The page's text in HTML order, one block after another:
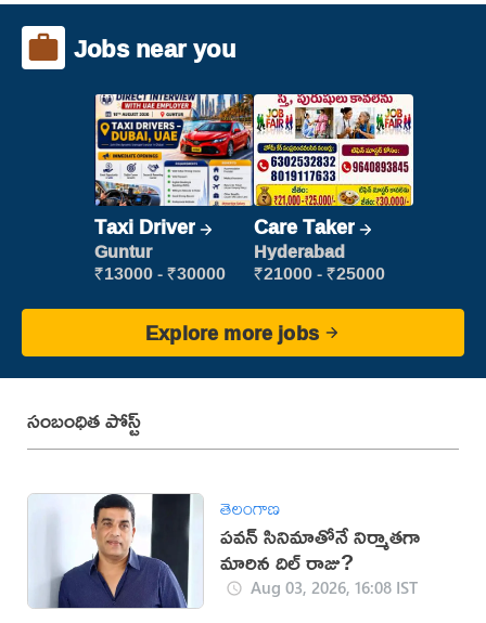
Jobs near you
Taxi Driver
Guntur
₹13000 - ₹30000
Care Taker
Hyderabad
₹21000 - ₹25000
Explore more jobs
సంబంధిత పోస్ట్
తెలంగాణ
పవన్ సినిమాతోనే నిర్మాతగా
మారిన దిల్ రాజు?
Aug 03, 2026, 16:08 IST